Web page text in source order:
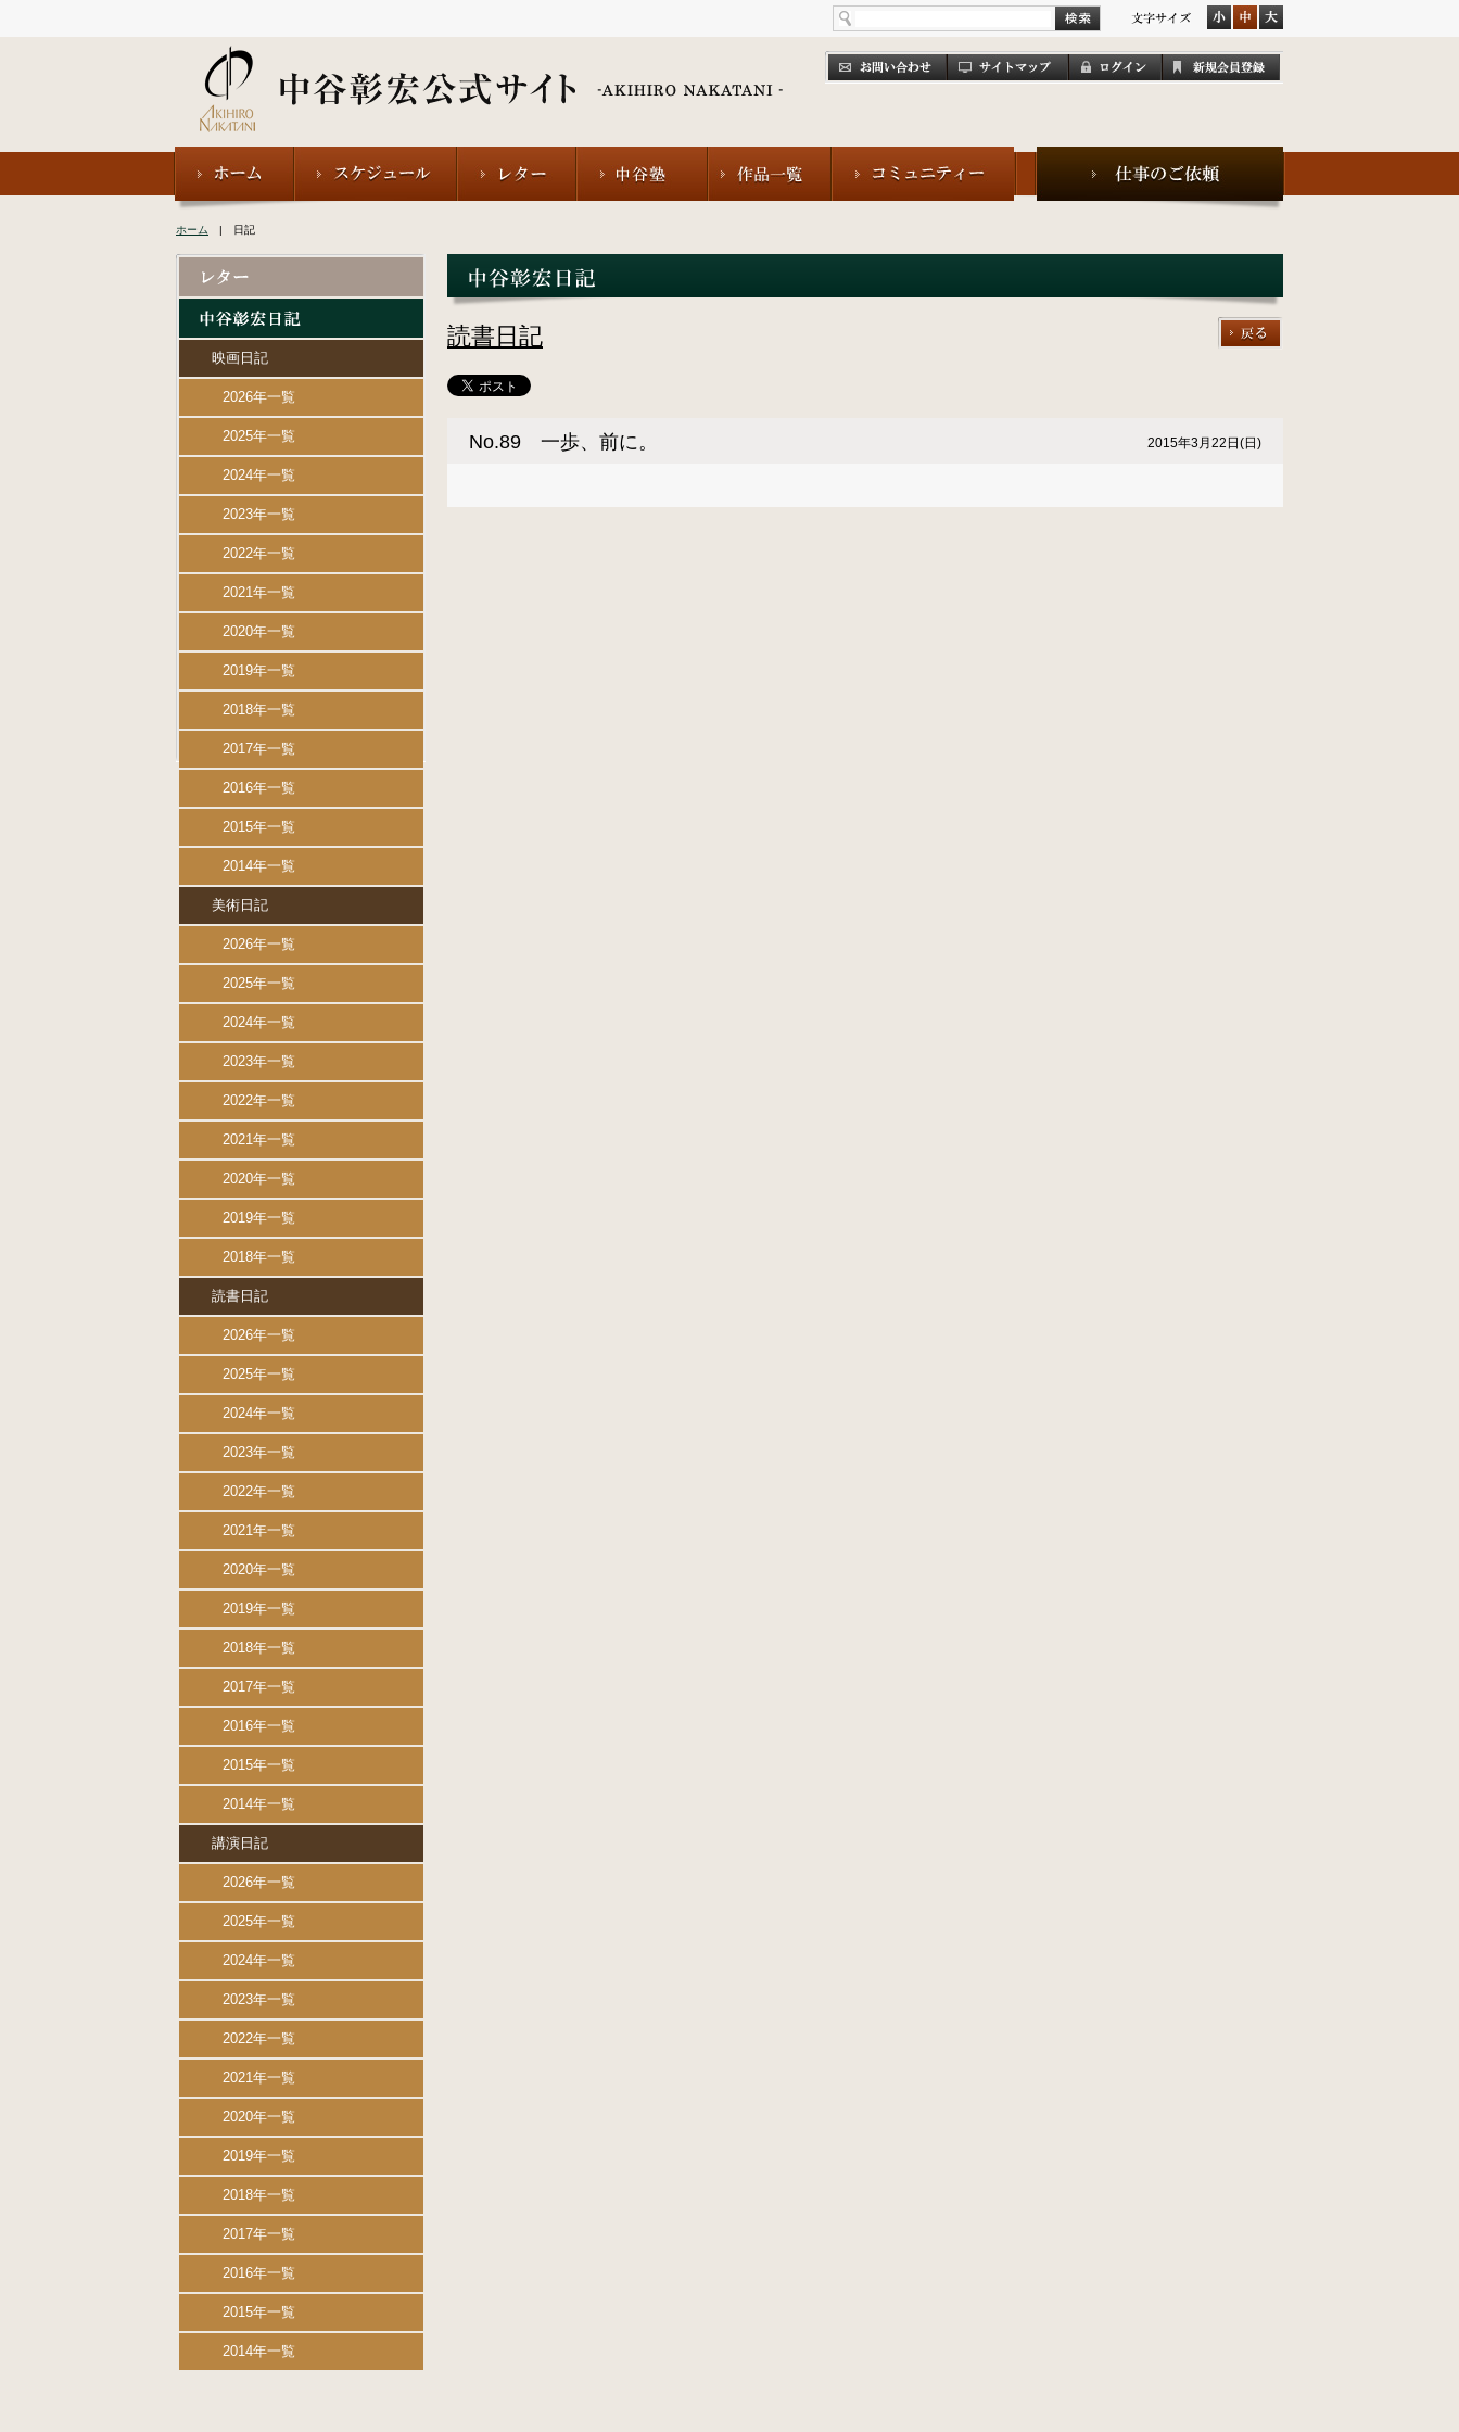
ホーム | 日記
読書日記
No.89 一歩、前に。 2015年3月22日(日)
映画日記
2026年一覧
2025年一覧
2024年一覧
2023年一覧
2022年一覧
2021年一覧
2020年一覧
2019年一覧
2018年一覧
2017年一覧
2016年一覧
2015年一覧
2014年一覧
美術日記
2026年一覧
2025年一覧
2024年一覧
2023年一覧
2022年一覧
2021年一覧
2020年一覧
2019年一覧
2018年一覧
読書日記
2026年一覧
2025年一覧
2024年一覧
2023年一覧
2022年一覧
2021年一覧
2020年一覧
2019年一覧
2018年一覧
2017年一覧
2016年一覧
2015年一覧
2014年一覧
講演日記
2026年一覧
2025年一覧
2024年一覧
2023年一覧
2022年一覧
2021年一覧
2020年一覧
2019年一覧
2018年一覧
2017年一覧
2016年一覧
2015年一覧
2014年一覧